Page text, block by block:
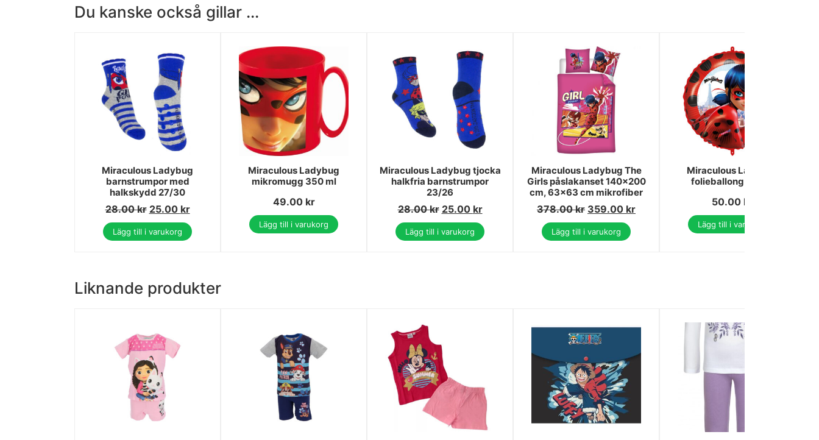
Du kanske också gillar ...
Miraculous Ladybug
barnstrumpor med
halkskydd 27/30
28.00kr 25.00 kr
Lägg till i varukorg
Miraculous Ladybug
mikromugg 350 ml
49.00 kr
Lägg till i varukorg
Miraculous Ladybug tjocka
halkfria barnstrumpor
23/26
28.00kr 25.00 kr
Lägg till i varukorg
Miraculous Ladybug The
Girls påslakanset 140x200
cm, 63x63 cm mikrofiber
378.00kr 359.00 kr
Lägg till i varukorg
Miraculous Ladybug
folieballong 46 cm
50.00 kr
Lägg till i varukorg
Liknande produkter